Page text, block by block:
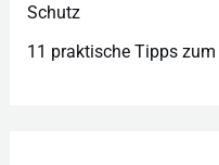
Schutz
11 praktische Tipps